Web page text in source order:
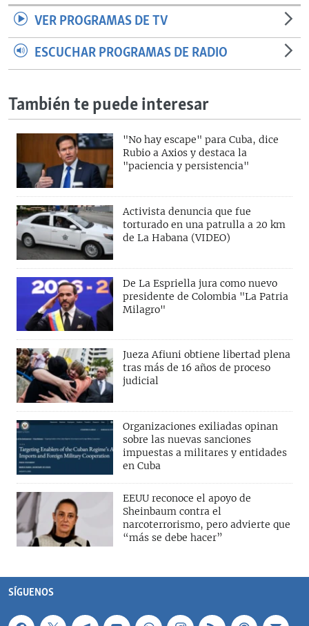
VER PROGRAMAS DE TV
ESCUCHAR PROGRAMAS DE RADIO
También te puede interesar
"No hay escape" para Cuba, dice
Rubio a Axios y destaca la
"paciencia y persistencia"
Activista denuncia que fue
torturado en una patrulla a 20 km
de La Habana (VIDEO)
De La Espriella jura como nuevo
presidente de Colombia "La Patria
Milagro"
Jueza Afiuni obtiene libertad plena
tras más de 16 años de proceso
judicial
Organizaciones exiliadas opinan
sobre las nuevas sanciones
impuestas a militares y entidades
en Cuba
EEUU reconoce el apoyo de
Sheinbaum contra el
narcoterrorismo, pero advierte que
“más se debe hacer”
SÍGUENOS